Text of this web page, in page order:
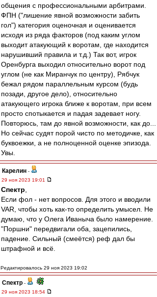
общения с профессиональными арбитрами.
ФПН ("лишение явной возможности забить
гол") категория оценочная и оценивается
исходя из ряда факторов (под каким углом
выходит атакующий к воротам, где находится
нарушивший правила и т.д.) Так вот, игрок
Оренбурга выходил относительно ворот под
углом (не как Миранчук по центру), Рябчук
бежал рядом параллельным курсом (будь
позади, другое дело), относительно
атакующего игрока ближе к воротам, при всем
просто спотыкается и падая задевает ногу.
Повторюсь, там до явной возможности, как до...
Но сейчас судят порой чисто по методичке, как
буквоежки, а не полноценной оценке эпизода.
Увы.
Карелин -
29 ноя 2023 19:01
Спектр
Если фол - нет вопросов. Для этого и вводили
VAR, чтобы хоть как-то определить умысел. Не
думаю, что у Олега Иваныча было намерение.
"Поршни" передвигали оба, зацепились,
падение. Сильный (смеётся) реф дал бы
штрафной и всё.
Редактировалось 29 ноя 2023 19:02
Спектр -
29 ноя 2023 18:54